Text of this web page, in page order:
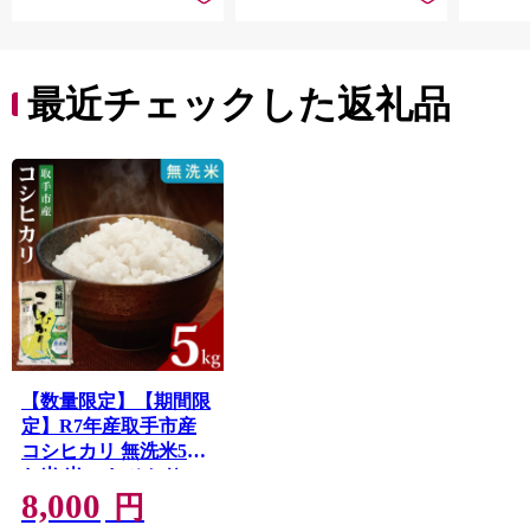
最近チェックした返礼品
【数量限定】【期間限
定】R7年産取手市産
コシヒカリ 無洗米5kg|
お米 米 こしひかり コ
シヒカリ 白米 無洗米
8,000 円